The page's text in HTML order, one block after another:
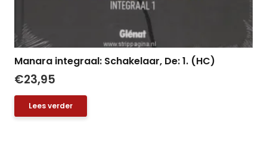
Manara integraal: Schakelaar, De: 1. (HC)
€23,95
Lees verder